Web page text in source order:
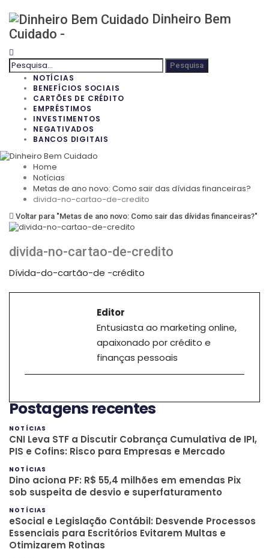
Dinheiro Bem
Cuidado -
NOTÍCIAS
BENEFÍCIOS SOCIAIS
CARTÕES DE CRÉDITO
EMPRÉSTIMOS
INVESTIMENTOS
NEGATIVADOS
BANCOS DIGITAIS
Home
Notícias
Metas de ano novo: Como sair das dívidas financeiras?
divida-no-cartao-de-credito
Voltar para "Metas de ano novo: Como sair das dívidas financeiras?"
divida-no-cartao-de-credito
Dívida-do-cartão-de -crédito
Editor
Entusiasta ao marketing online,
apaixonado por crédito e
finanças pessoais
Postagens recentes
NOTÍCIAS
CNI Leva STF a Discutir Cobrança Cumulativa de IPI,
PIS e Cofins: Risco para Empresas e Mercado
NOTÍCIAS
Dino aciona PF: R$ 55,4 milhões em emendas Pix
sob suspeita de desvio e superfaturamento
NOTÍCIAS
eSocial e Legislação Contábil: Desvende Processos
Essenciais para Escritórios Evitarem Multas e
Otimizarem Rotinas